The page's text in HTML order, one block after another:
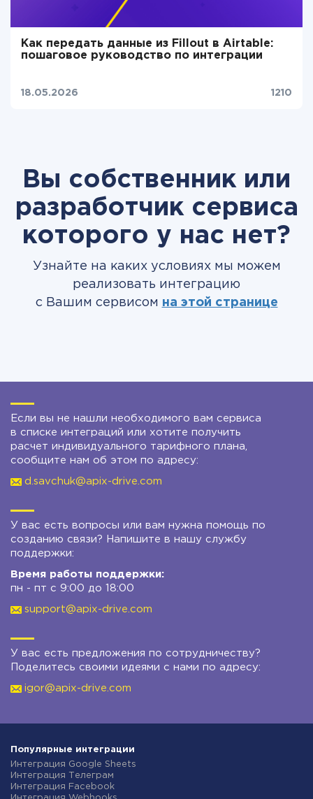
Как передать данные из Fillout в Airtable:
пошаговое руководство по интеграции
18.05.2026 1210
Вы собственник или
разработчик сервиса
которого у нас нет?
Узнайте на каких условиях мы можем
реализовать интеграцию
с Вашим сервисом на этой странице
Если вы не нашли необходимого вам сервиса
в списке интеграций или хотите получить
расчет индивидуального тарифного плана,
сообщите нам об этом по адресу:
d.savchuk@apix-drive.com
У вас есть вопросы или вам нужна помощь по
созданию связи? Напишите в нашу службу
поддержки:
Время работы поддержки:
пн - пт с 9:00 до 18:00
support@apix-drive.com
У вас есть предложения по сотрудничеству?
Поделитесь своими идеями с нами по адресу:
igor@apix-drive.com
Популярные интеграции
Интеграция Google Sheets
Интеграция Телеграм
Интеграция Facebook